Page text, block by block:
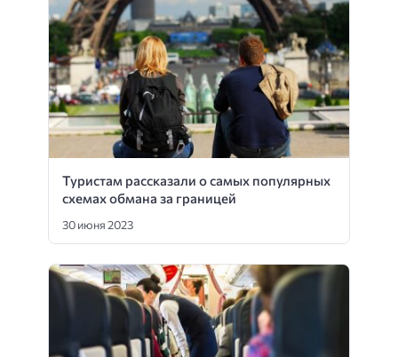
Туристам рассказали о самых популярных
схемах обмана за границей
30 июня 2023